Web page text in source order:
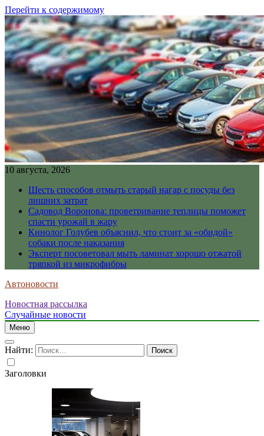
Перейти к содержимому
10 августа, 2026
Шесть способов отмыть старый нагар с посуды без
лишних затрат
Садовод Воронова: проветривание теплицы поможет
спасти урожай в жару
Кинолог Голубев объяснил, что стоит за «обидой»
собаки после наказания
Эксперт посоветовал мыть ламинат хорошо отжатой
тряпкой из микрофибры
Автоновости
Новостная рассылка
Случайные новости
Меню
Найти:
Заголовки